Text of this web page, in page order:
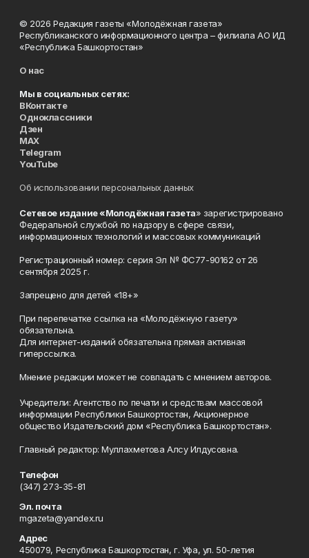
© 2026 Редакция газеты «Молодёжная газета»
Республиканского информационного центра – филиала АО ИД
«Республика Башкортостан»
О нас
Мы в социальных сетях:
ВКонтакте
Одноклассники
Дзен
MAX
Telegram
YouTube
Об использовании персональных данных
Сетевое издание «Молодёжная газета» зарегистрировано
Федеральной службой по надзору в сфере связи,
информационных технологий и массовых коммуникаций
Регистрационный номер: серия Эл № ФС77-90162 от 26
сентября 2025 г.
Запрещено для детей «18+»
При перепечатке ссылка на «Молодёжную газету»
обязательна.
Для интернет-изданий обязательна прямая активная
гиперссылка.
Мнение редакции может не совпадать с мнением авторов.
Учредители: Агентство по печати и средствам массовой
информации Республики Башкортостан, Акционерное
общество Издательский дом «Республика Башкортостан».
Главный редактор: Муллахметова Алсу Илдусовна.
Телефон
(347) 273-35-81
Эл. почта
mgazeta@yandex.ru
Адрес
450079, Республика Башкортостан, г. Уфа, ул. 50-летия